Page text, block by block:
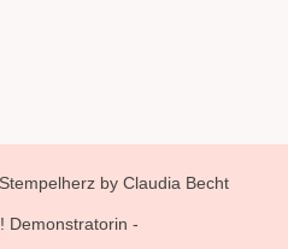
by Claudia Becht
Demonstratorin -